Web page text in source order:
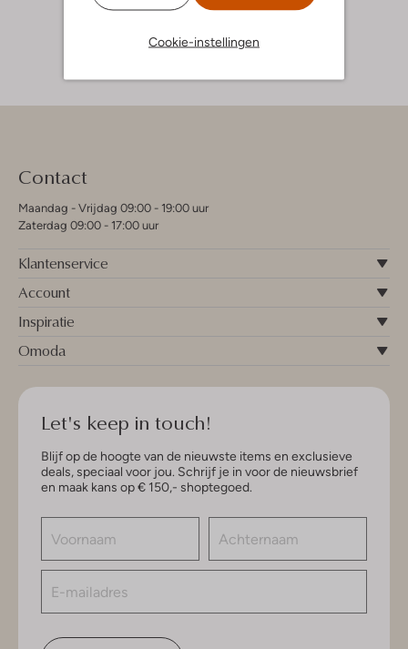
Cookie-instellingen
Contact
Maandag - Vrijdag 09:00 - 19:00 uur
Zaterdag 09:00 - 17:00 uur
Klantenservice
Account
Inspiratie
Omoda
Let's keep in touch!
Blijf op de hoogte van de nieuwste items en exclusieve
deals, speciaal voor jou. Schrijf je in voor de nieuwsbrief
en maak kans op € 150,- shoptegoed.